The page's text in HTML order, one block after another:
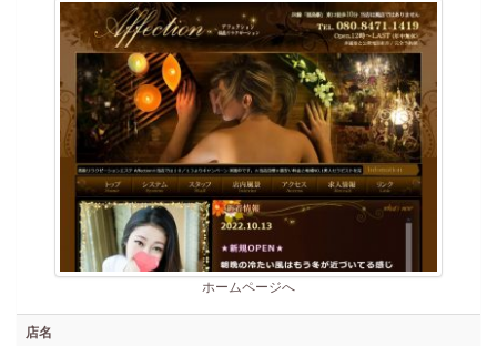
ホームページへ
店名